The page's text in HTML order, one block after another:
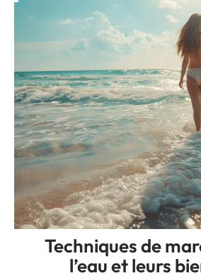
Techniques de
l’eau et leurs